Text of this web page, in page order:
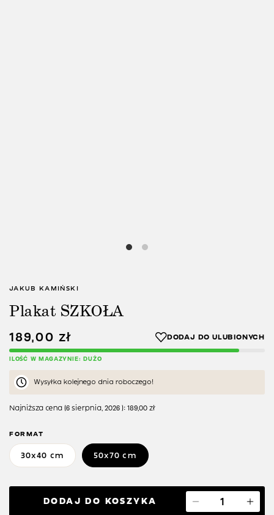
JAKUB KAMIŃSKI
Plakat SZKOŁA
189,00 zł
ILOŚĆ W MAGAZYNIE: DUŻO
Wysyłka kolejnego dnia roboczego!
Najniższa cena (6 sierpnia, 2026 ): 189,00 zł
FORMAT
30x40 cm 50x70 cm
DODAJ DO KOSZYKA